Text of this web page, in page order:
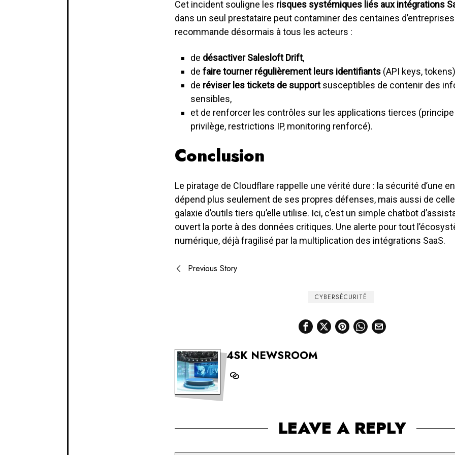
Cet incident souligne les risques systémiques liés aux intégrations
dans un seul prestataire peut contaminer des centaines
recommande désormais à tous les acteurs :
de désactiver Salesloft Drift,
de faire tourner régulièrement leurs identifiants (API keys,
de réviser les tickets de supportsusceptibles de contenir des
sensibles,
et de renforcer les contrôles sur les applications tierces
privilège, restrictions IP, monitoring renforcé).
Conclusion
Le piratage de Cloudflare rappelle une vérité dure : la sécurité d’une
dépend plus seulement de ses propres défenses, mais aussi de
galaxie d’outils tiers qu’elle utilise. Ici, c’est un simple chatbot
ouvert la porte à des données critiques. Une alerte pour tout
numérique, déjà fragilisé par la multiplication des intégrations SaaS.
Post
Previous Story
CYBERSÉCURITÉ
4SK NEWSROOM
LEAVE A REPLY